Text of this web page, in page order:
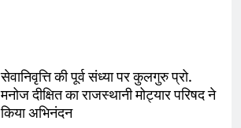
सेवानिवृत्ति की पूर्व संध्या पर कुलगुरु प्रो.
मनोज दीक्षित का राजस्थानी मोट्यार परिषद ने
किया अभिनंदन